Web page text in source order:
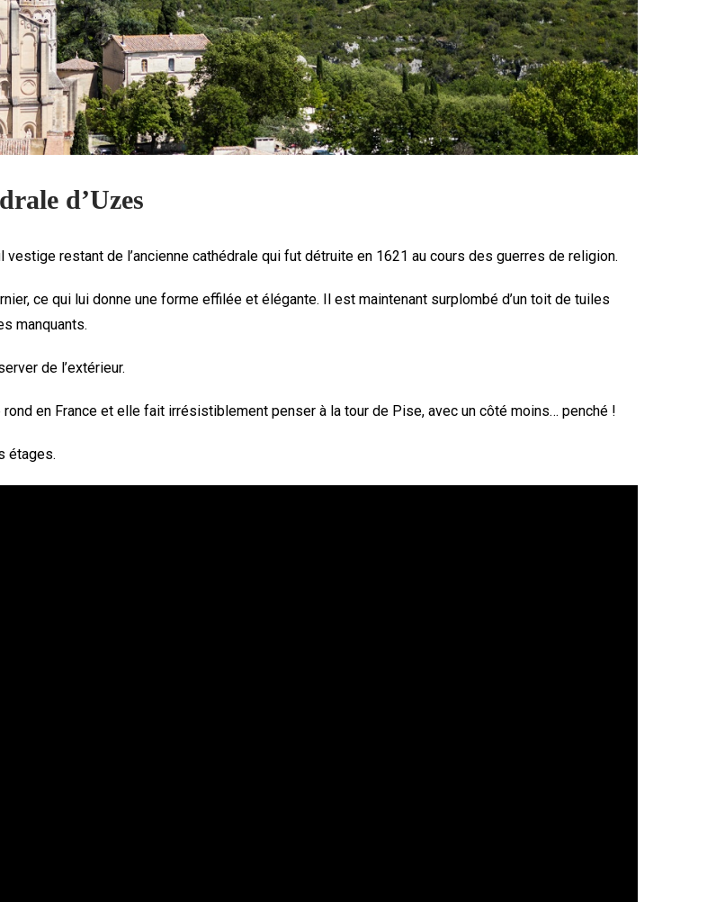
d’Uzes
restant de l’ancienne cathédrale qui fut détruite en 1621 au cours des guerres de religion.
ce qui lui donne une forme effilée et élégante. Il est maintenant surplombé d’un toit de tuiles
manquants.
de l’extérieur.
en France et elle fait irrésistiblement penser à la tour de Pise, avec un côté moins… penché !
étages.